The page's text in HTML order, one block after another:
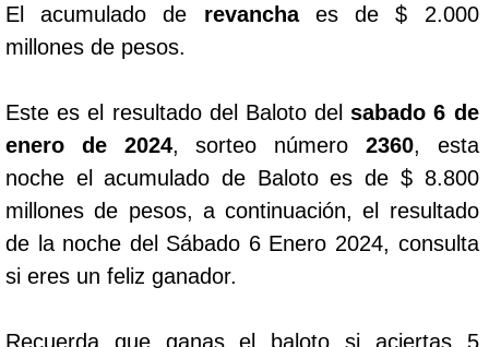
Dorado Noche
Fantástica Día
Fantástica Noche
Motilon Tarde
El acumulado de revanchaes de $ 2.000
millones de pesos.
Este es el resultado del Baloto delsabado 6 de
enero de 2024, sorteo número 2360, esta
noche el acumulado de Baloto es de $ 8.800
millones de pesos, a continuación, el resultado
de la noche del Sábado 6 Enero 2024, consulta
si eres un feliz ganador.
Recuerda que ganas el baloto si aciertas 5